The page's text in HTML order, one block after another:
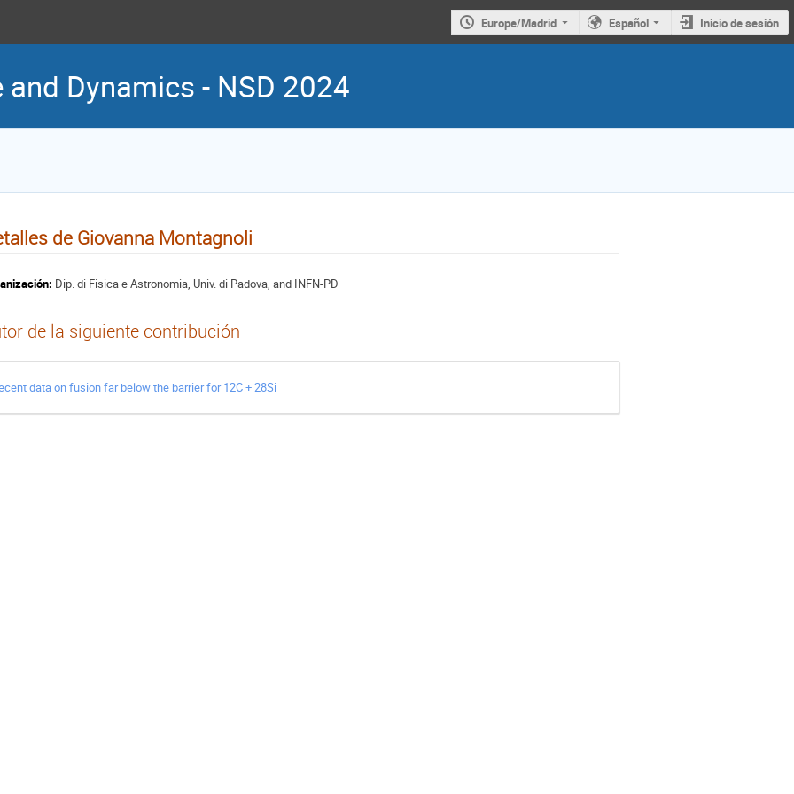
Europe/Madrid Español Inicio de sesión
Dynamics - NSD 2024
de Giovanna Montagnoli
Dip. di Fisica e Astronomia, Univ. di Padova, and INFN-PD
de la siguiente contribución
data on fusion far below the barrier for 12C + 28Si